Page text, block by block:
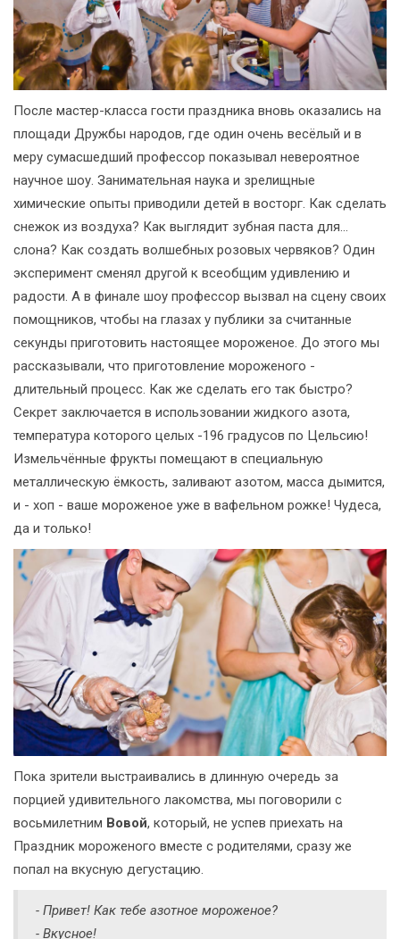
После мастер-класса гости праздника вновь оказались на
площади Дружбы народов, где один очень весёлый и в
меру сумасшедший профессор показывал невероятное
научное шоу. Занимательная наука и зрелищные
химические опыты приводили детей в восторг. Как сделать
снежок из воздуха? Как выглядит зубная паста для…
слона? Как создать волшебных розовых червяков? Один
эксперимент сменял другой к всеобщим удивлению и
радости. А в финале шоу профессор вызвал на сцену своих
помощников, чтобы на глазах у публики за считанные
секунды приготовить настоящее мороженое. До этого мы
рассказывали, что приготовление мороженого -
длительный процесс. Как же сделать его так быстро?
Секрет заключается в использовании жидкого азота,
температура которого целых -196 градусов по Цельсию!
Измельчённые фрукты помещают в специальную
металлическую ёмкость, заливают азотом, масса дымится,
и - хоп - ваше мороженое уже в вафельном рожке! Чудеса,
да и только!
Пока зрители выстраивались в длинную очередь за
порцией удивительного лакомства, мы поговорили с
восьмилетним Вовой, который, не успев приехать на
Праздник мороженого вместе с родителями, сразу же
попал на вкусную дегустацию.
- Привет! Как тебе азотное мороженое?
- Вкусное!